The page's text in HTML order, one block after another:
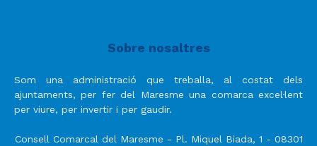
Sobre nosaltres
Som una administració que treballa, al costat dels
ajuntaments, per fer del Maresme una comarca excel·lent
per viure, per invertir i per gaudir.
Consell Comarcal del Maresme - Pl. Miquel Biada, 1 - 08301